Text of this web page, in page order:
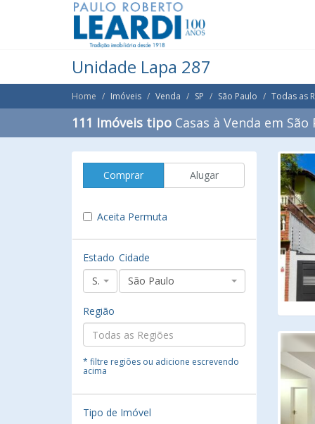
Unidade Lapa 287
Home Imóveis Venda SP São Paulo Todas as
111 Imóveis tipo Casas à Venda em São
Comprar Alugar
Aceita Permuta
Estado
SP
Cidade
São Paulo
Região
* filtre regiões ou adicione escrevendo
acima
Tipo de Imóvel